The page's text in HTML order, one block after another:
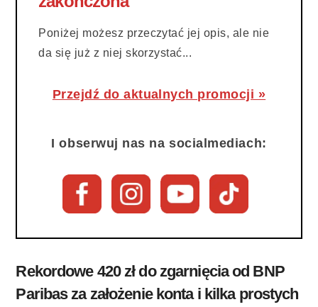
Poniżej możesz przeczytać jej opis, ale nie
da się już z niej skorzystać...
Przejdź do aktualnych promocji »
I obserwuj nas na socialmediach:
Rekordowe 420 zł do zgarnięcia od BNP
Paribas za założenie konta i kilka prostych